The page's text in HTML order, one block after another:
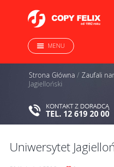
MENU
Strona Główna / Zaufali
Jagielloński
Uniwersytet